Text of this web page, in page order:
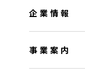
企業情報
事業案内